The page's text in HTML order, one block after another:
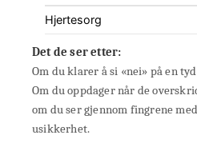
Hjertesorg
Det de ser etter:
Om du klarer å si «nei» på en
Om du oppdager når de
om du ser gjennom fingrene
usikkerhet.